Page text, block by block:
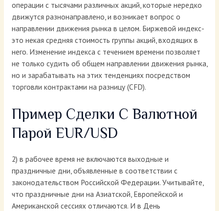
операции с тысячами различных акций, которые нередко
движутся разнонаправлено, и возникает вопрос о
направлении движения рынка в целом. Биржевой индекс-
это некая средняя стоимость группы акций, входящих в
него. Изменение индекса с течением времени позволяет
не только судить об общем направлении движения рынка,
но и зарабатывать на этих тенденциях посредством
торговли контрактами на разницу (CFD).
Пример Сделки C Валютной
Парой EUR/USD
2) в рабочее время не включаются выходные и
праздничные дни, объявленные в соответствии с
законодательством Российской Федерации. Учитывайте,
что праздничные дни на Азиатской, Европейской и
Американской сессиях отличаются. И в День